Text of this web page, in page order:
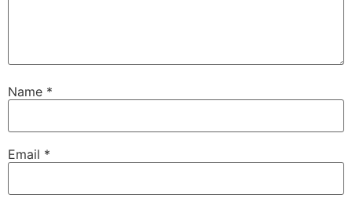
Name *
Email *